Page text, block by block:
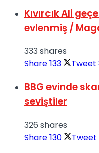
Kıvırcık Ali
evlenmiş /
333 shares
Share133 Tweet
BBG evinde
seviştiler
326 shares
Share130 Tweet